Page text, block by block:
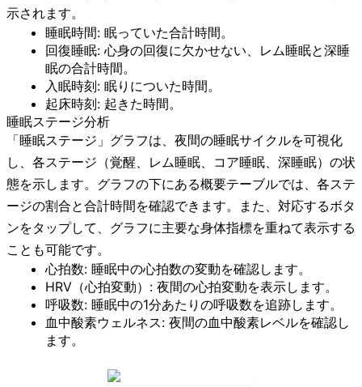
示されます。
睡眠時間: 眠っていた合計時間。
回復睡眠: 心身の回復に欠かせない、レム睡眠と深睡
眠の合計時間。
入眠時刻: 眠りについた時間。
起床時刻: 起きた時間。
睡眠ステージ分析
「睡眠ステージ」グラフは、夜間の睡眠サイクルを可視化
し、各ステージ（覚醒、レム睡眠、コア睡眠、深睡眠）の状
態を示します。グラフの下にある概要テーブルでは、各ステ
ージの割合と合計時間を確認できます。また、対応するボタ
ンをタップして、グラフに主要な身体指標を重ねて表示する
ことも可能です。
心拍数: 睡眠中の心拍数の変動を確認します。
HRV（心拍変動）: 夜間の心拍変動を表示します。
呼吸数: 睡眠中の1分あたりの呼吸数を追跡します。
血中酸素ウェルネス: 夜間の血中酸素レベルを確認し
ます。